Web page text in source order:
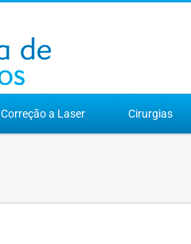
Correção a Laser Cirurgias